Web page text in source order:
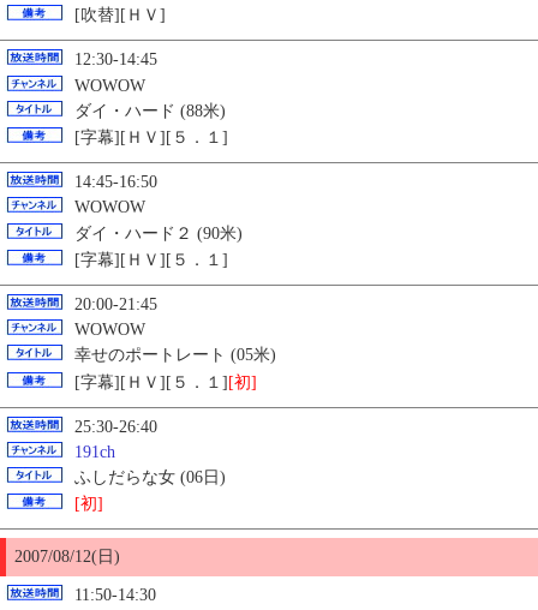
[吹替][ＨＶ]
12:30-14:45
WOWOW
ダイ・ハード (88米)
[字幕][ＨＶ][５．１]
14:45-16:50
WOWOW
ダイ・ハード２ (90米)
[字幕][ＨＶ][５．１]
20:00-21:45
WOWOW
幸せのポートレート (05米)
[字幕][ＨＶ][５．１][初]
25:30-26:40
191ch
ふしだらな女 (06日)
[初]
2007/08/12(日)
11:50-14:30